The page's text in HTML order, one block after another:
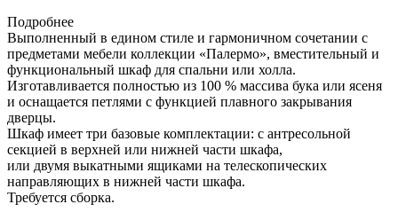
Подробнее
Выполненный в едином стиле и гармоничном сочетании с
предметами мебели коллекции «Палермо», вместительный и
функциональный шкаф для спальни или холла.
Изготавливается полностью из 100 % массива бука или ясеня
и оснащается петлями с функцией плавного закрывания
дверцы.
Шкаф имеет три базовые комплектации: c антресольной
секцией в верхней или нижней части шкафа,
или двумя выкатными ящиками на телескопических
направляющих в нижней части шкафа.
Требуется сборка.